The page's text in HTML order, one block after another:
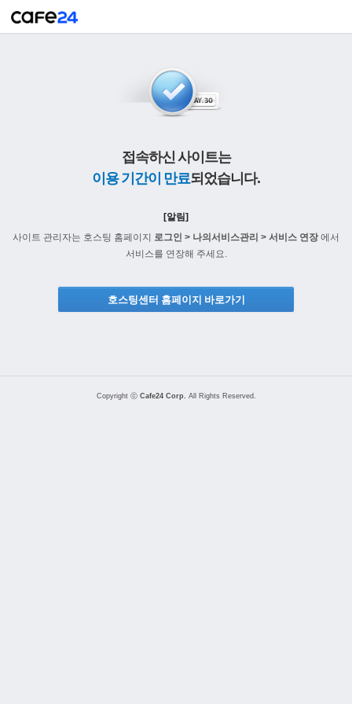
접속하신 사이트는
이용 기간이 만료되었습니다.
[알림]
사이트 관리자는 호스팅 홈페이지 로그인 > 나의서비스관리 > 서비스 연장에서
서비스를 연장해 주세요.
호스팅센터 홈페이지 바로가기
Copyright ⓒ Cafe24 Corp. All Rights Reserved.